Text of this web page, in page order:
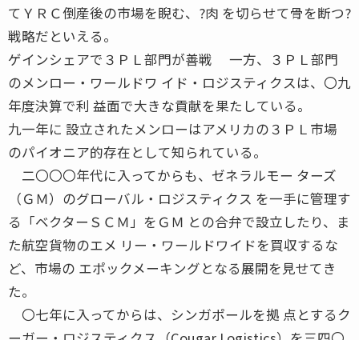
てＹＲＣ倒産後の市場を睨む、?肉 を切らせて骨を断つ?
戦略だといえる。
ゲインシェアで３ＰＬ部門が善戦 一方、３ＰＬ部門
のメンロー・ワールドワ イド・ロジスティクスは、〇九
年度決算で利 益面で大きな貢献を果たしている。
九一年に 設立されたメンローはアメリカの３ＰＬ市場
のパイオニア的存在として知られている。
二〇〇〇年代に入ってからも、ゼネラルモー ターズ
（ＧＭ）のグローバル・ロジスティクス を一手に管理す
る「ベクターＳＣＭ」をＧＭ との合弁で設立したり、ま
た航空貨物のエメ リー・ワールドワイドを買収するな
ど、市場の エポックメーキングとなる展開を見せてき
た。
〇七年に入ってからは、シンガポールを拠 点とするク